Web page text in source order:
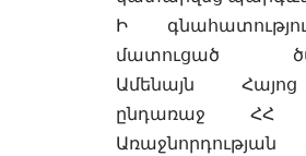
Ի
մատուցած
Ամենայն
ընդառաջ ՀՀ
Առաջնորդության